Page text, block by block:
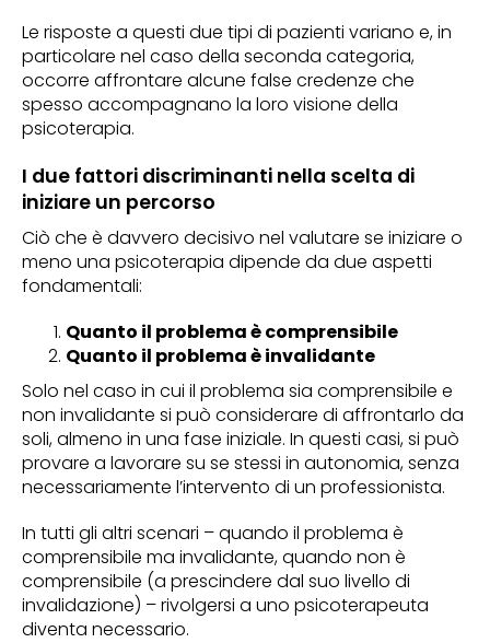
Le risposte a questi due tipi di pazienti variano e, in
particolare nel caso della seconda categoria,
occorre affrontare alcune false credenze che
spesso accompagnano la loro visione della
psicoterapia.
I due fattori discriminanti nella scelta di
iniziare un percorso
Ciò che è davvero decisivo nel valutare se iniziare o
meno una psicoterapia dipende da due aspetti
fondamentali:
Quanto il problema è comprensibile
Quanto il problema è invalidante
Solo nel caso in cui il problema sia comprensibile e
non invalidante si può considerare di affrontarlo da
soli, almeno in una fase iniziale. In questi casi, si può
provare a lavorare su se stessi in autonomia, senza
necessariamente l’intervento di un professionista.
In tutti gli altri scenari – quando il problema è
comprensibile ma invalidante, quando non è
comprensibile (a prescindere dal suo livello di
invalidazione) – rivolgersi a uno psicoterapeuta
diventa necessario.